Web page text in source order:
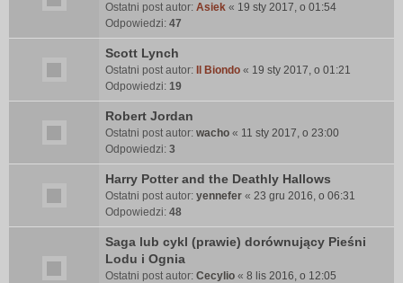
Ostatni post autor: Asiek « 19 sty 2017, o 01:54
Odpowiedzi: 47
Scott Lynch
Ostatni post autor: Il Biondo « 19 sty 2017, o 01:21
Odpowiedzi: 19
Robert Jordan
Ostatni post autor: wacho « 11 sty 2017, o 23:00
Odpowiedzi: 3
Harry Potter and the Deathly Hallows
Ostatni post autor: yennefer « 23 gru 2016, o 06:31
Odpowiedzi: 48
Saga lub cykl (prawie) dorównujący Pieśni
Lodu i Ognia
Ostatni post autor: Cecylio « 8 lis 2016, o 12:05